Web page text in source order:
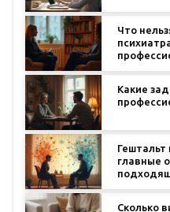
Что
Какие
Гештальт
главные
Сколько